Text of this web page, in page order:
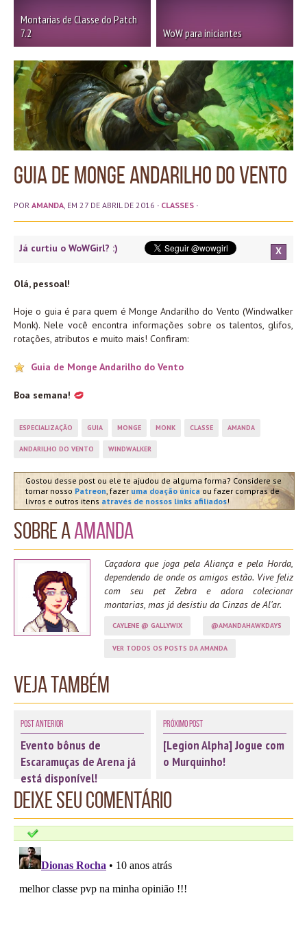
Montarias de Classe do Patch
7.2
WoW para iniciantes
Guia de Monge Andarilho do Vento
POR AMANDA , EM 27 DE ABRIL DE 2016 · CLASSES ·
Já curtiu o WoWGirl? :) X
Olá, pessoal!
Hoje o guia é para quem é Monge Andarilho do Vento (Windwalker
Monk). Nele você encontra informações sobre os talentos, glifos,
rotações, atributos e muito mais! Confiram:
Guia de Monge Andarilho do Vento
Boa semana!
ESPECIALIZAÇÃO GUIA MONGE MONK CLASSE AMANDA
ANDARILHO DO VENTO WINDWALKER
Gostou desse post ou ele te ajudou de alguma forma? Considere se
tornar nosso Patreon, fazer uma doação única ou fazer compras de
livros e outros itens através de nossos links afiliados!
Sobre aAmanda
Caçadora que joga pela Aliança e pela Horda,
dependendo de onde os amigos estão. Vive feliz
com seu pet Zebra e adora colecionar
montarias, mas já desistiu da Cinzas de Al'ar.
CAYLENE @ GALLYWIX @AMANDAHAWKDAYS
VER TODOS OS POSTS DA AMANDA
Veja também
Post Anterior
Evento bônus de
Escaramuças de Arena já
está disponível!
Próximo Post
[Legion Alpha] Jogue com
o Murquinho!
Deixe seu comentário